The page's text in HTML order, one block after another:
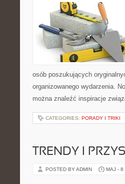
osób poszukujących
organizowanego wydarzenia.
można znaleźć inspiracje
CATEGORIES: PORADY I TRIKI
TRENDY I
POSTED BY ADMIN MAJ - 8